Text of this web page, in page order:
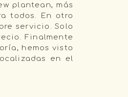
plantean, más
todos. En otro
servicio. Solo
Finalmente
hemos visto
en el